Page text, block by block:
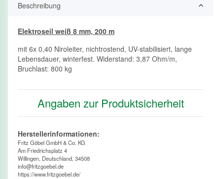
Beschreibung
Elektroseil weiß 8 mm, 200 m
mit 6x 0,40 Niroleiter, nichtrostend, UV-stabilisiert, lange
Lebensdauer, winterfest. Widerstand: 3,87 Ohm/m,
Bruchlast: 800 kg
Angaben zur Produktsicherheit
Herstellerinformationen:
Fritz Göbel GmbH & Co. KG
Am Friedrichsplatz 4
Willingen, Deutschland, 34508
info@fritzgoebel.de
https://www.fritzgoebel.de/